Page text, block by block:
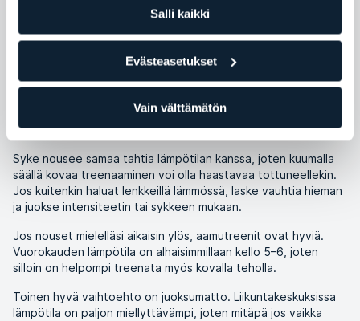
Salli kaikki
Evästeasetukset
Vain välttämätön
Treeni ja treenivinkit
lähelle 30 astetta ja aurinko porottaisi pilvettömältä taivaalta.
Treenaamista on kuitenkin hyvä muuttaa hieman.
Valmistautumalla oikein saat parhaan hyödyn treenaamisesta.
SOVITA TREENIT LÄMPÖTILAAN
Syke nousee samaa tahtia lämpötilan kanssa, joten kuumalla
säällä kovaa treenaaminen voi olla haastavaa tottuneellekin.
Jos kuitenkin haluat lenkkeillä lämmössä, laske vauhtia hieman
ja juokse intensiteetin tai sykkeen mukaan.
Jos nouset mielelläsi aikaisin ylös, aamutreenit ovat hyviä.
Vuorokauden lämpötila on alhaisimmillaan kello 5–6, joten
silloin on helpompi treenata myös kovalla teholla.
Toinen hyvä vaihtoehto on juoksumatto. Liikuntakeskuksissa
lämpötila on paljon miellyttävämpi, joten mitäpä jos vaikka